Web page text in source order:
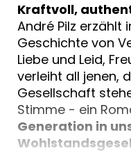
Kraftvoll,
André Pilz erzählt
Geschichte von
Liebe und Leid,
verleiht all jenen,
Gesellschaft
Stimme - ein
Generation in